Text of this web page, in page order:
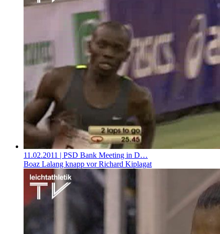
11.02.2011 | PSD Bank Meeting in D…
Boaz Lalang knapp vor Richard Kiplagat